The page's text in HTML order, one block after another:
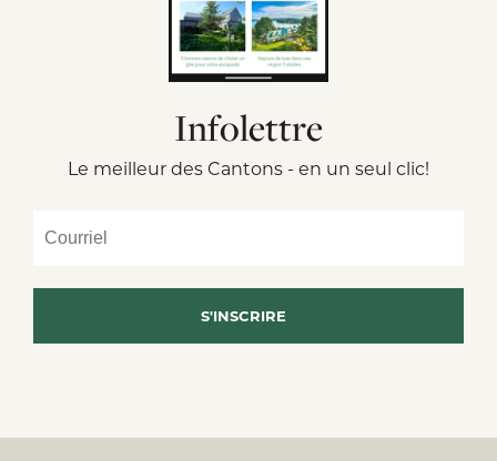
Infolettre
Le meilleur des Cantons - en un seul clic!